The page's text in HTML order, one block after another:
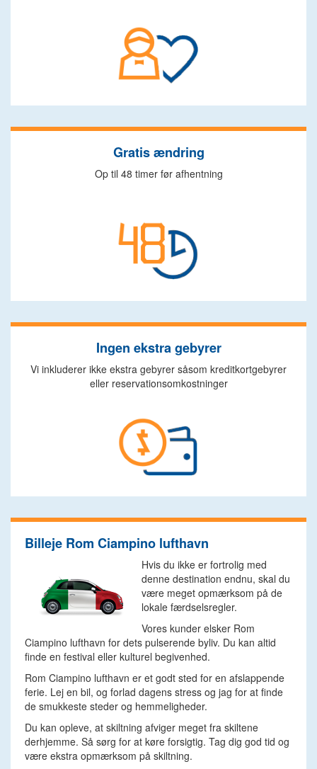
Gratis ændring
Op til 48 timer før afhentning
Ingen ekstra gebyrer
Vi inkluderer ikke ekstra gebyrer såsom kreditkortgebyrer
eller reservationsomkostninger
Billeje Rom Ciampino lufthavn
Hvis du ikke er fortrolig med
denne destination endnu, skal du
være meget opmærksom på de
lokale færdselsregler.
Vores kunder elsker Rom
Ciampino lufthavn for dets pulserende byliv. Du kan altid
finde en festival eller kulturel begivenhed.
Rom Ciampino lufthavn er et godt sted for en afslappende
ferie. Lej en bil, og forlad dagens stress og jag for at finde
de smukkeste steder og hemmeligheder.
Du kan opleve, at skiltning afviger meget fra skiltene
derhjemme. Så sørg for at køre forsigtig. Tag dig god tid og
være ekstra opmærksom på skiltning.